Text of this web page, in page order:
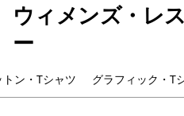
すべて見る
ウィメンズ・レ
ー
ン・Tシャツ グラフィック・T